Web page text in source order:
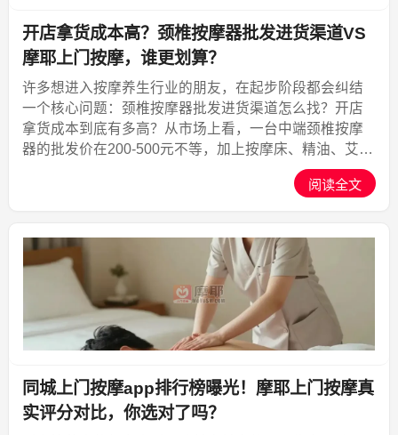
开店拿货成本高？颈椎按摩器批发进货渠道VS
摩耶上门按摩，谁更划算？
许多想进入按摩养生行业的朋友，在起步阶段都会纠结
一个核心问题：颈椎按摩器批发进货渠道怎么找？开店
拿货成本到底有多高？从市场上看，一台中端颈椎按摩
器的批发价在200-500元不等，加上按摩床、精油、艾灸
设备等物料，初期投入动辄三五万。更别提房租、装
修、人工，一家30平米的小店首期成本轻松突破10万。
阅读全文
同城上门按摩app排行榜曝光！摩耶上门按摩真
实评分对比，你选对了吗？